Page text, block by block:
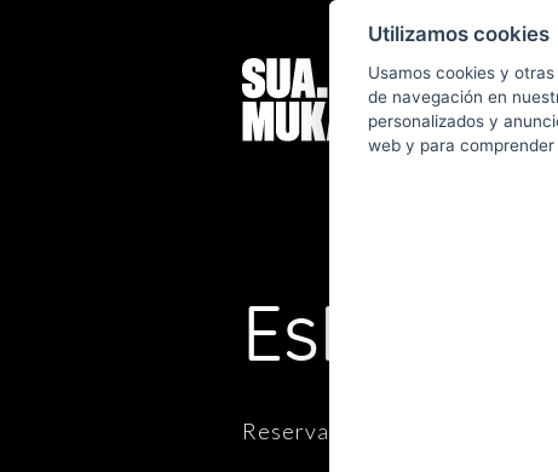
Eskerrik
Reserva confirmada. Nos
Utilizamos cookies
Usamos cookies y
de navegación en
personalizados y
web y para